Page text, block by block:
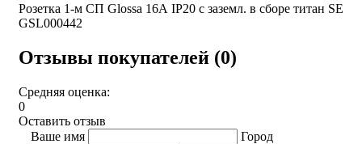
Розетка 1-м СП Glossa 16А IP20 с заземл. в сборе титан SE
GSL000442
Отзывы покупателей (0)
Средняя оценка:
0
Оставить отзыв
Ваше имя
Город